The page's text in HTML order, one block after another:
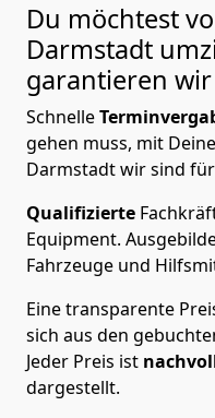
Du möchtest
Darmstadt
garantieren
Schnelle
gehen muss, mit
Darmstadt wir sind
Qualifizierte
Equipment.
Fahrzeuge und
Eine transparente
sich aus den
Jeder Preis ist
dargestellt.